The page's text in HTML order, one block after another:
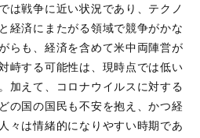
は戦争に近い状況であり、テクノ
経済にまたがる領域で競争がかな
らも、経済を含めて米中両陣営が
峙する可能性は、現時点では低い
加えて、コロナウイルスに対する
の国の国民も不安を抱え、かつ経
々は情緒的になりやすい時期であ